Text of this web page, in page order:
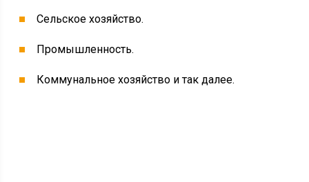
самосвал Howo за рабочий день может делать не один,
а несколько рейсов. При повышенной загруженности
автомобиля технические характеристики его не
ухудшаются.